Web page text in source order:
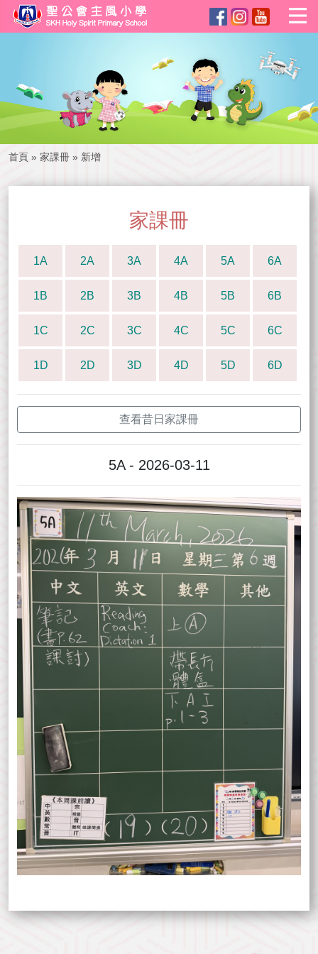
首頁 » 家課冊 » 新增
家課冊
1A 2A 3A 4A 5A 6A
1B 2B 3B 4B 5B 6B
1C 2C 3C 4C 5C 6C
1D 2D 3D 4D 5D 6D
查看昔日家課冊
5A - 2026-03-11